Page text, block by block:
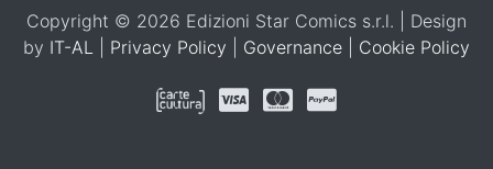
Copyright © 2026 Edizioni Star Comics s.r.l. | Design
by IT-AL Privacy Policy Governance Cookie Policy